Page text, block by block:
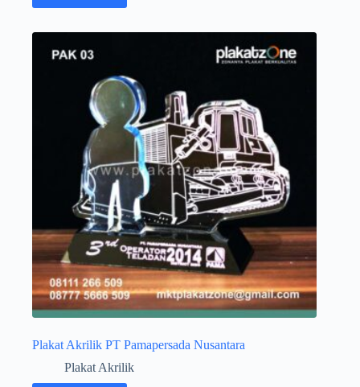
Plakat Akrilik PT Pamapersada Nusantara
Plakat Akrilik